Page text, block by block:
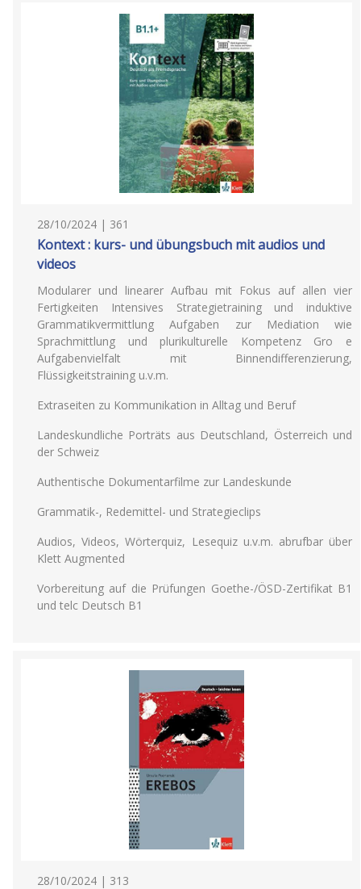
28/10/2024 | 361
Kontext : kurs- und übungsbuch mit audios und
videos
Modularer und linearer Aufbau mit Fokus auf allen vier
Fertigkeiten Intensives Strategietraining und induktive
Grammatikvermittlung Aufgaben zur Mediation wie
Sprachmittlung und plurikulturelle Kompetenz Gro e
Aufgabenvielfalt mit Binnendifferenzierung,
Flüssigkeitstraining u.v.m.
Extraseiten zu Kommunikation in Alltag und Beruf
Landeskundliche Porträts aus Deutschland, Österreich und
der Schweiz
Authentische Dokumentarfilme zur Landeskunde
Grammatik-, Redemittel- und Strategieclips
Audios, Videos, Wörterquiz, Lesequiz u.v.m. abrufbar über
Klett Augmented
Vorbereitung auf die Prüfungen Goethe-/ÖSD-Zertifikat B1
und telc Deutsch B1
28/10/2024 | 313